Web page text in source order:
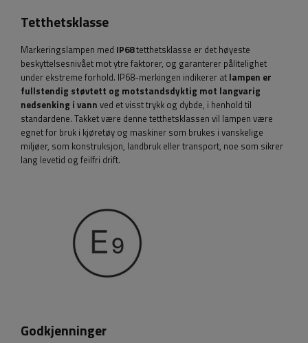
Tetthetsklasse
Markeringslampen med IP68tetthetsklasse er det høyeste
beskyttelsesnivået mot ytre faktorer, og garanterer pålitelighet
under ekstreme forhold. IP68-merkingen indikerer at lampen er
fullstendig støvtett og motstandsdyktig mot langvarig
nedsenking i vann ved et visst trykk og dybde, i henhold til
standardene. Takket være denne tetthetsklassen vil lampen være
egnet for bruk i kjøretøy og maskiner som brukes i vanskelige
miljøer, som konstruksjon, landbruk eller transport, noe som sikrer
lang levetid og feilfri drift.
Godkjenninger